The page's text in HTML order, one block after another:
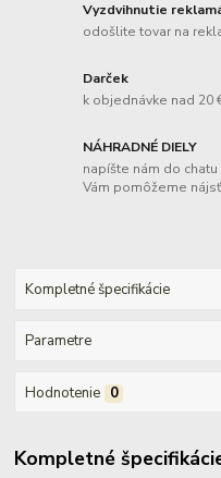
Vyzdvihnutie
odošlite tovar na
Darček
k objednávke nad 20
NÁHRADNÉ DIELY
napíšte nám do
Vám pomôžeme
Kompletné špecifikácie
Parametre
Hodnotenie 0
Kompletné